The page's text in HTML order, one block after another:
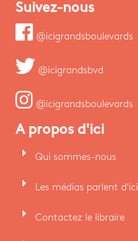
Suivez-nous
@icigrandsboulevards
@icigrandsbvd
@icigrandsboulevards
A propos d'ici
arrow_right Qui sommes-nous
arrow_right Les médias parlent d'ici
arrow_right Contactez le libraire